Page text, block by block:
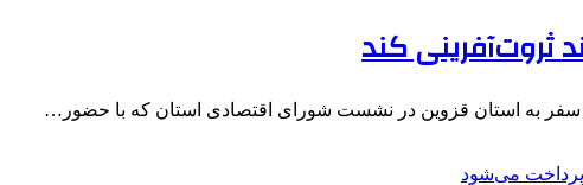
ثروت‌آفرینی کند
سفر به استان قزوین در نشست شورای اقتصادی استان که با حضور…